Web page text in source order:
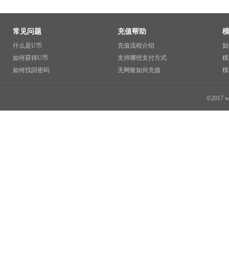
常见问题
什么是U币
如何获得U币
如何找回密码
充值帮助
充值流程介绍
支持哪些支付方式
无网银如何充值
©2017